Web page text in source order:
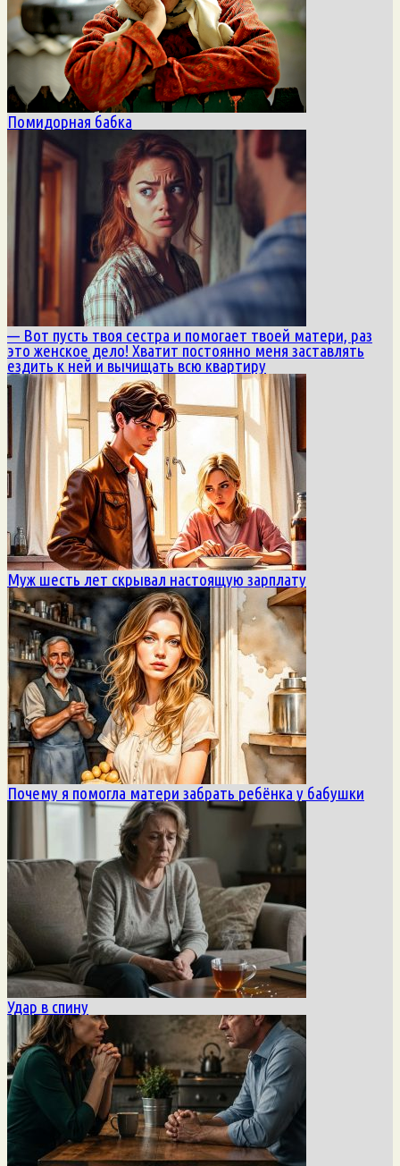
Помидорная бабка
— Вот пусть твоя сестра и помогает твоей матери, раз
это женское дело! Хватит постоянно меня заставлять
ездить к ней и вычищать всю квартиру
Муж шесть лет скрывал настоящую зарплату
Почему я помогла матери забрать ребёнка у бабушки
Удар в спину